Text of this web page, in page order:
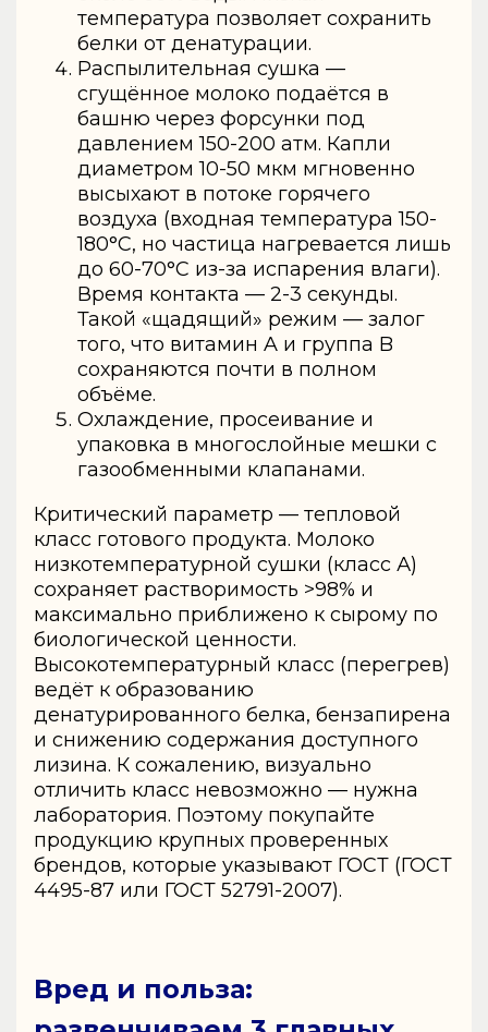
температура позволяет сохранить
белки от денатурации.
Распылительная сушка —
сгущённое молоко подаётся в
башню через форсунки под
давлением 150-200 атм. Капли
диаметром 10-50 мкм мгновенно
высыхают в потоке горячего
воздуха (входная температура 150-
180°C, но частица нагревается лишь
до 60-70°C из-за испарения влаги).
Время контакта — 2-3 секунды.
Такой «щадящий» режим — залог
того, что витамин A и группа B
сохраняются почти в полном
объёме.
Охлаждение, просеивание и
упаковка в многослойные мешки с
газообменными клапанами.
Критический параметр — тепловой
класс готового продукта. Молоко
низкотемпературной сушки (класс А)
сохраняет растворимость >98% и
максимально приближено к сырому по
биологической ценности.
Высокотемпературный класс (перегрев)
ведёт к образованию
денатурированного белка, бензапирена
и снижению содержания доступного
лизина. К сожалению, визуально
отличить класс невозможно — нужна
лаборатория. Поэтому покупайте
продукцию крупных проверенных
брендов, которые указывают ГОСТ (ГОСТ
4495-87 или ГОСТ 52791-2007).
Вред и польза: